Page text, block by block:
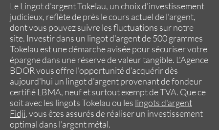
Le Lingot d'argent Tokelau, un choix d'investissement
judicieux, reflète de près lecours actuel de l'argent,
dont vous pouvez suivre les fluctuations sur notre
site. Investir dans un lingot d'argentde 500 grammes
Tokelau est une démarche avisée pour sécuriser votre
épargne dans une réserve de valeur tangible. L'Agence
BDORvous offre l'opportunité d'acquérir dès
aujourd'hui un lingot d'argent provenant de fondeur
certifié LBMA, neuf et surtout exempt deTVA. Que ce
soit avec les lingots Tokelauou les lingots d'argent
Fidji, vous êtes assurés de réaliser un investissement
optimal dans l'argent métal.